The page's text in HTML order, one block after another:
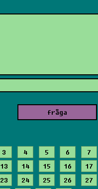
3 4 5 6 7
13 14 15 16 17
23 24 25 26 27